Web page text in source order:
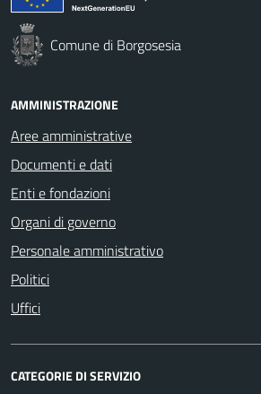
Comune di Borgosesia
AMMINISTRAZIONE
Aree amministrative
Documenti e dati
Enti e fondazioni
Organi di governo
Personale amministrativo
Politici
Uffici
CATEGORIE DI SERVIZIO